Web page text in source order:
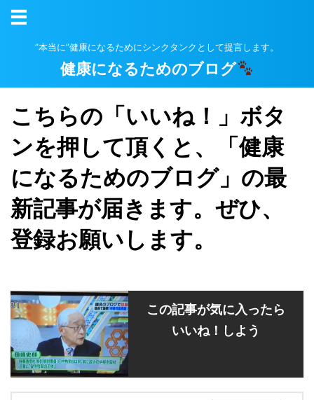
”本当に”健康になるためにシンクタンクとして提言します。
健康になるためのブログ
こちらの「いいね！」ボタ
ンを押して頂くと、「健康
になるためのブログ」の最
新記事が届きます。ぜひ、
登録お願いします。
この記事が気に入ったら
いいね！しよう